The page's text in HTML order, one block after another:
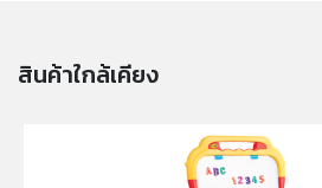
* Product Weight: 0.21kg.
* เหมาะสำหรับ เด็กอายุ 3ปีขึ้นไป
สินค้าใกล้เคียง